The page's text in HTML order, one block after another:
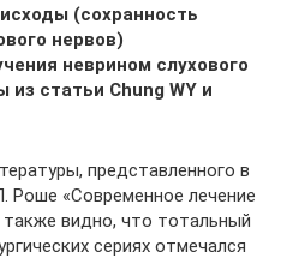
(сохранность
нервов)
неврином слухового
из статьи Chung WY и
представленного в
«Современное лечение
также видно, что тотальный
сериях отмечался